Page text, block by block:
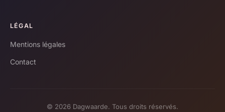
LÉGAL
Mentions légales
Contact
© 2026 Dagwaarde. Tous droits réservés.